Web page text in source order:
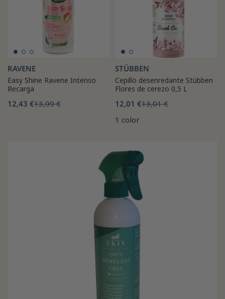
RAVENE
Easy Shine Ravene Intenso
Recarga
12,43 €13,99 €
STÜBBEN
Cepillo desenredante Stübben
Flores de cerezo 0,5 L
12,01 €13,01 €
1 color